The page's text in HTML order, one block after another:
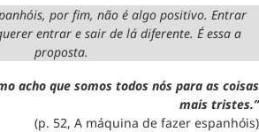
por fim, não é algo positivo. Entrar
entrar e sair de lá diferente. É essa a
proposta.
acho que somos todos nós para as coisas
mais tristes.”
(p. 52, A máquina de fazer espanhóis)